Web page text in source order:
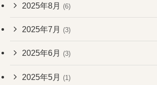
2025年8月 (6)
2025年7月 (3)
2025年6月 (3)
2025年5月 (1)